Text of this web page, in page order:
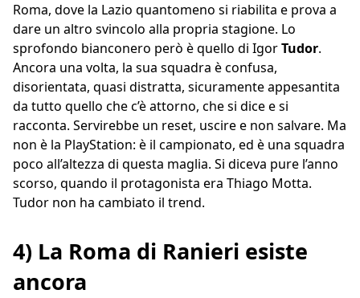
Roma, dove la Lazio quantomeno si riabilita e prova a
dare un altro svincolo alla propria stagione. Lo
sprofondo bianconero però è quello di IgorTudor.
Ancora una volta, la sua squadra è confusa,
disorientata, quasi distratta, sicuramente appesantita
da tutto quello che c’è attorno, che si dice e si
racconta. Servirebbe un reset, uscire e non salvare. Ma
non è la PlayStation: è il campionato, ed è una squadra
poco all’altezza di questa maglia. Si diceva pure l’anno
scorso, quando il protagonista era Thiago Motta.
Tudor non ha cambiato il trend.
4) La Roma di Ranieri esiste
ancora